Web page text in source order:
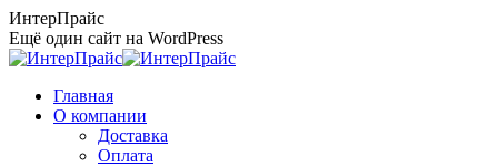
Перейти
к
содержанию
ИнтерПрайс
Ещё один сайт на WordPress
Главная
О компании
Доставка
Оплата